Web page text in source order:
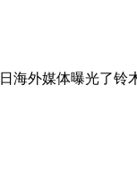
海外媒体曝光了